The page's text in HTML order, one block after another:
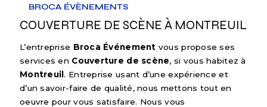
BROCA ÉVÈNEMENTS
COUVERTURE DE SCÈNE À MONTREUIL
L’entreprise Broca Événement vous propose ses
services en Couverture de scène, si vous habitez à
Montreuil . Entreprise usant d’une expérience et
d’un savoir-faire de qualité, nous mettons tout en
oeuvre pour vous satisfaire. Nous vous